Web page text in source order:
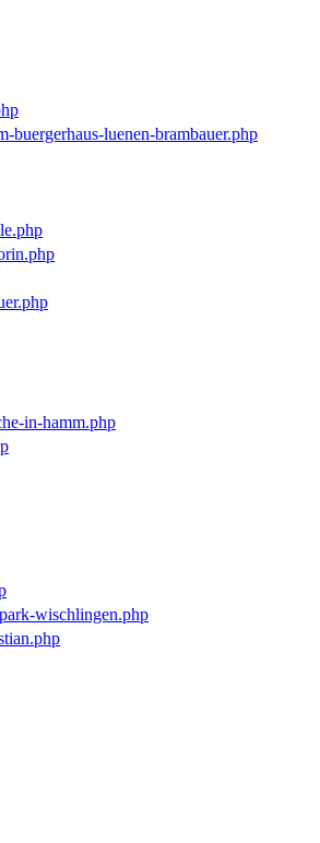
buergerhaus-luenen-brambauer.php
in-hamm.php
wischlingen.php